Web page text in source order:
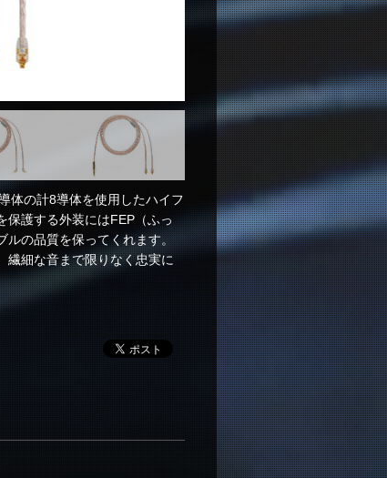
体の計8導体を使用したハイフ
保護する外装にはFEP（ふっ
ルの品質を保ってくれます。
繊細な音まで限りなく忠実に